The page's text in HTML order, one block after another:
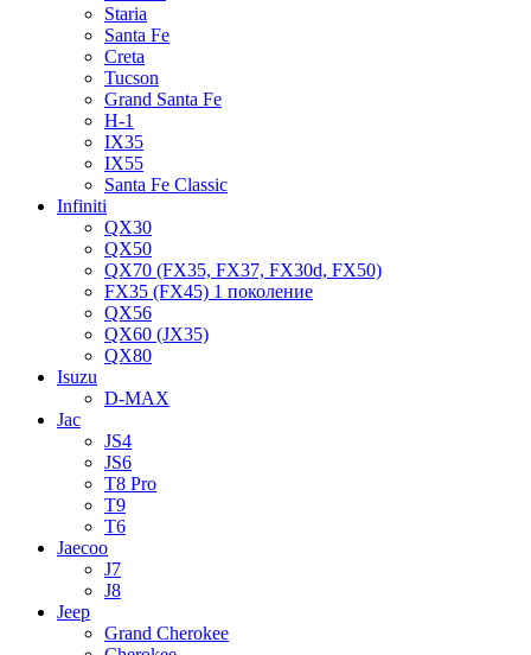
Staria
Santa Fe
Creta
Tucson
Grand Santa Fe
H-1
IX35
IX55
Santa Fe Classic
Infiniti
QX30
QX50
QX70 (FX35, FX37, FX30d, FX50)
FX35 (FX45) 1 поколение
QX56
QX60 (JX35)
QX80
Isuzu
D-MAX
Jac
JS4
JS6
T8 Pro
T9
T6
Jaecoo
J7
J8
Jeep
Grand Cherokee